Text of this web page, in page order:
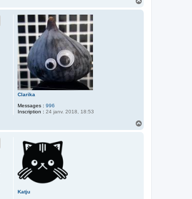
Clarika
Messages : 996
Inscription : 24 janv. 2018, 18:53
Katju